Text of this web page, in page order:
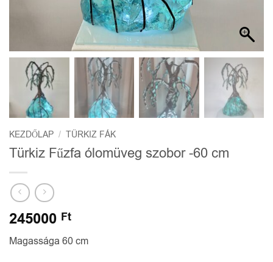
KEZDŐLAP / TÜRKIZ FÁK
Türkiz Fűzfa ólomüveg szobor -60 cm
245000 Ft
Magassága 60 cm